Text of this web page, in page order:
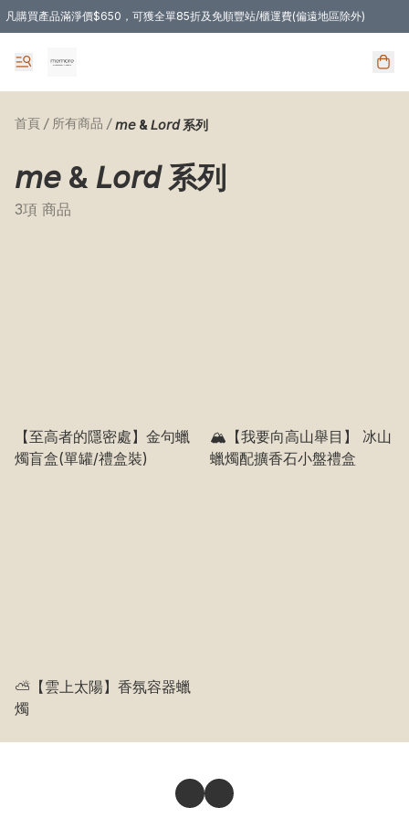
凡購買產品滿淨價$650，可獲全單85折及免順豐站/櫃運費(偏遠地區除外)
首頁 / 所有商品 / 𝘮𝘦 & 𝘓𝘰𝘳𝘥 系列
𝘮𝘦 & 𝘓𝘰𝘳𝘥 系列
3項 商品
【至高者的隱密處】金句蠟
燭盲盒(單罐/禮盒裝)
🏔️【我要向高山舉目】 冰山
蠟燭配擴香石小盤禮盒
⛅️【雲上太陽】香氛容器蠟
燭